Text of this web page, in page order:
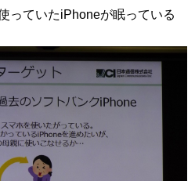
っていたiPhoneが眠っている